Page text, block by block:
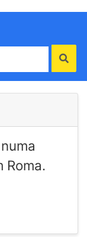
Roma.